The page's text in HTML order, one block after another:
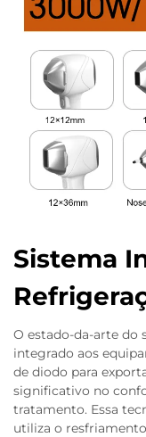
Sistema
O estado-da-arte do
integrado aos
de diodo para
significativo no
tratamento. Essa
utiliza o